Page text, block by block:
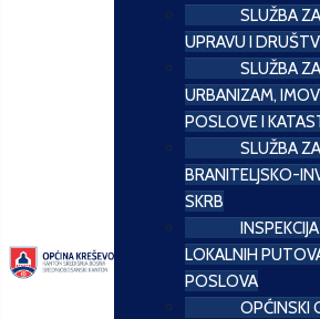
SLUŽBA
UPRAVU I
SLUŽBA
URBANIZAM,
POSLOVE I
SLUŽBA
BRANITELJSKO-
SKRB
LOKALNIH
POSLOVA
OPĆINSKI